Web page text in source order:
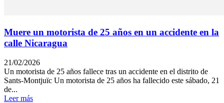
Muere un motorista de 25 años en un accidente en la
calle Nicaragua
21/02/2026
Un motorista de 25 años fallece tras un accidente en el distrito de
Sants-Montjuïc Un motorista de 25 años ha fallecido este sábado, 21
de...
Leer más